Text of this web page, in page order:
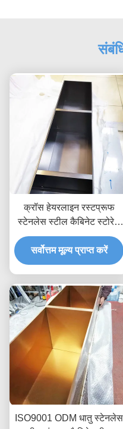
क्रॉस हेयरलाइन रस्टप्रूफ
स्टेनलेस स्टील कैबिनेट स्टोरेज
शेल्फ पीवीडी प्लेटिंग टाइटेनियम
सर्वोत्तम मूल्य प्राप्त करें
ISO9001 ODM धातु स्टेनलेस